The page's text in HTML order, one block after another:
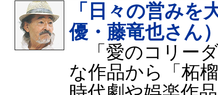
「日々の営みを
優・藤竜也さん
「愛のコリー
な作品から「柘